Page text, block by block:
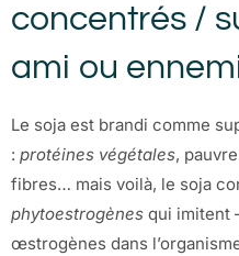
concentrés /
ami ou
Le soja est brandi comme
: protéines végétales,
fibres… mais voilà, le soja
phytoestrogènes qui imitent
œstrogènes dans